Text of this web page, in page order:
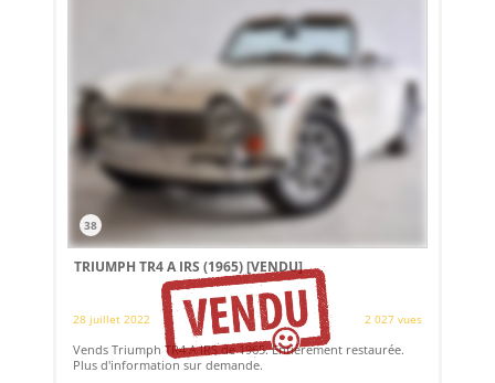
38
TRIUMPH TR4 A IRS (1965)[VENDU]
28 juillet 2022 2 027 vues
Vends Triumph TR4 A IRS de 1965. Entièrement restaurée.
Plus d'information sur demande.